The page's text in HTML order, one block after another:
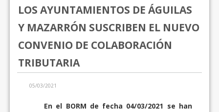
LOS AYUNTAMIENTOS DE ÁGUILAS
Y MAZARRÓN SUSCRIBEN EL NUEVO
CONVENIO DE COLABORACIÓN
TRIBUTARIA
05/03/2021
En el BORM de fecha 04/03/2021 se han